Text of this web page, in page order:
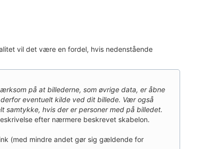
vil det være en fordel, hvis nedenstående
på at billederne, som øvrige data, er åbne
eventuelt kilde ved dit billede. Vær også
samtykke, hvis der er personer med på billedet.
efter nærmere beskrevet skabelon.
(med mindre andet gør sig gældende for